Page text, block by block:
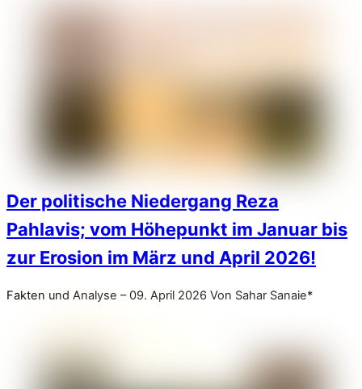
Der politische Niedergang Reza
Pahlavis; vom Höhepunkt im Januar bis
zur Erosion im März und April 2026!
Fakten und Analyse – 09. April 2026 Von Sahar Sanaie*